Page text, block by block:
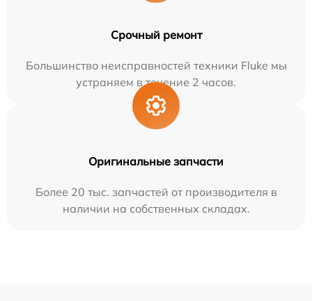
Срочный ремонт
Большинство неисправностей техники Fluke мы
устраняем в течение 2 часов.
Оригинальные запчасти
Более 20 тыс. запчастей от производителя в
наличии на собственных складах.